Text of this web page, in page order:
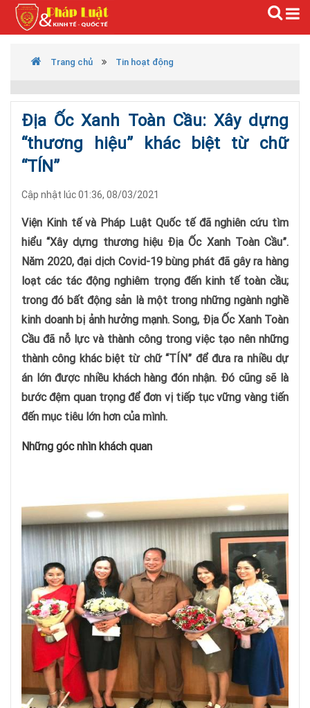
Trang chủ Tin hoạt động
Địa Ốc Xanh Toàn Cầu: Xây dựng
“thương hiệu” khác biệt từ chữ
“TÍN”
Cập nhật lúc 01:36, 08/03/2021
Viện Kinh tế và Pháp Luật Quốc tế đã nghiên cứu tìm
hiểu “Xây dựng thương hiệu Địa Ốc Xanh Toàn Cầu”.
Năm 2020, đại dịch Covid-19 bùng phát đã gây ra hàng
loạt các tác động nghiêm trọng đến kinh tế toàn cầu;
trong đó bất động sản là một trong những ngành nghề
kinh doanh bị ảnh hưởng mạnh. Song, Địa Ốc Xanh Toàn
Cầu đã nỗ lực và thành công trong việc tạo nên những
thành công khác biệt từ chữ “TÍN” để đưa ra nhiều dự
án lớn được nhiều khách hàng đón nhận. Đó cũng sẽ là
bước đệm quan trọng để đơn vị tiếp tục vững vàng tiến
đến mục tiêu lớn hơn của mình.
Những góc nhìn khách quan